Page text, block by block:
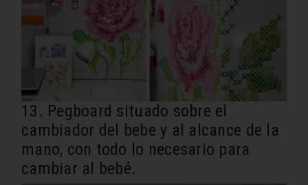
13. Pegboard situado sobre el
cambiador del bebe y al alcance de la
mano, con todo lo necesario para
cambiar al bebé.